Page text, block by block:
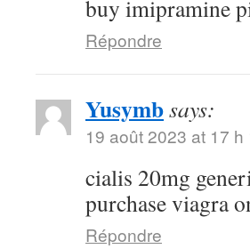
buy imipramine
Répondre
Yusymbsays:
19 août 2023 at 17 h
cialis 20mg
purchase viagra
Répondre